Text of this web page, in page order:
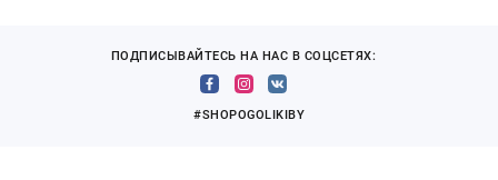
ПОДПИСЫВАЙТЕСЬ НА НАС В СОЦСЕТЯХ:
#SHOPOGOLIKIBY